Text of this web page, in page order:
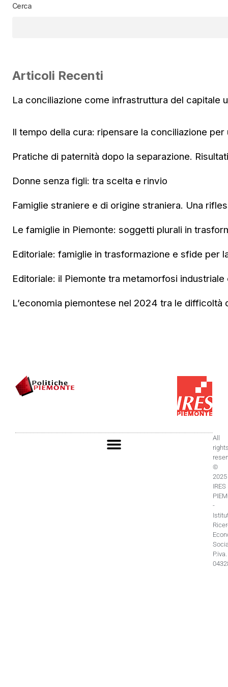
Cerca
Articoli Recenti
La conciliazione come infrastruttura del capitale
Il tempo della cura: ripensare la conciliazione per
Pratiche di paternità dopo la separazione.
Donne senza figli: tra scelta e rinvio
Famiglie straniere e di origine straniera. Una
Le famiglie in Piemonte: soggetti plurali in
Editoriale: famiglie in trasformazione e sfide per
Editoriale: il Piemonte tra metamorfosi
L’economia piemontese nel 2024 tra le
All
©
2025
IRES
-
P.iva.